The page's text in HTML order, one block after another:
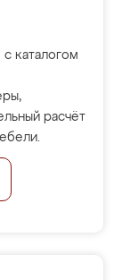
каталогом
расчёт